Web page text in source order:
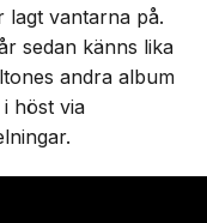
lagt vantarna på.
sedan känns lika
andra album
höst via